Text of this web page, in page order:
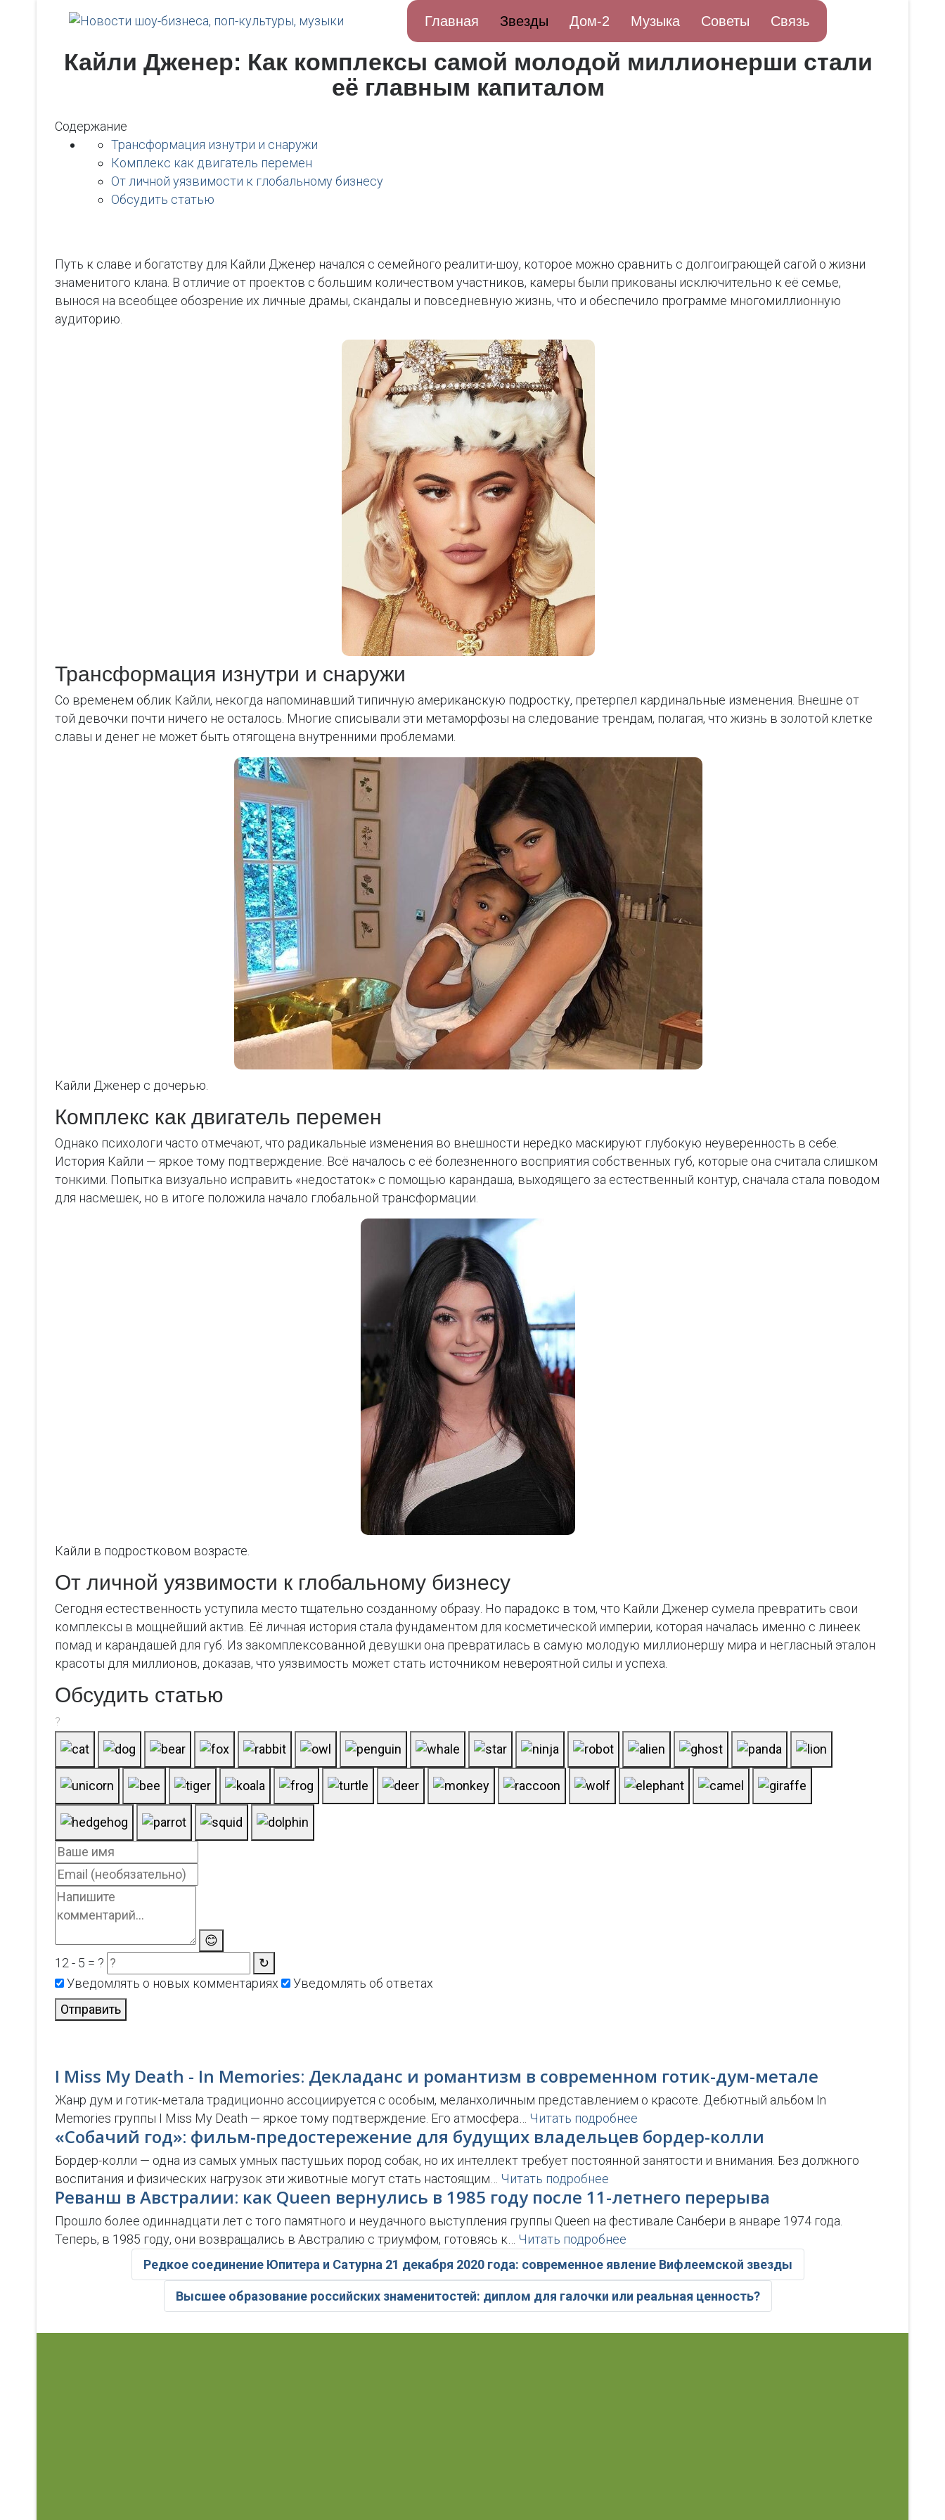
Главная Звезды Дом-2 Музыка Советы Связь
Кайли Дженер: Как комплексы самой молодой миллионерши стали
её главным капиталом
Содержание
Трансформация изнутри и снаружи
Комплекс как двигатель перемен
От личной уязвимости к глобальному бизнесу
Обсудить статью
Путь к славе и богатству для Кайли Дженер начался с семейного реалити-шоу, которое можно сравнить с долгоиграющей сагой о жизни
знаменитого клана. В отличие от проектов с большим количеством участников, камеры были прикованы исключительно к её семье,
вынося на всеобщее обозрение их личные драмы, скандалы и повседневную жизнь, что и обеспечило программе многомиллионную
аудиторию.
Трансформация изнутри и снаружи
Со временем облик Кайли, некогда напоминавший типичную американскую подростку, претерпел кардинальные изменения. Внешне от
той девочки почти ничего не осталось. Многие списывали эти метаморфозы на следование трендам, полагая, что жизнь в золотой клетке
славы и денег не может быть отягощена внутренними проблемами.
Кайли Дженер с дочерью.
Комплекс как двигатель перемен
Однако психологи часто отмечают, что радикальные изменения во внешности нередко маскируют глубокую неуверенность в себе.
История Кайли — яркое тому подтверждение. Всё началось с её болезненного восприятия собственных губ, которые она считала слишком
тонкими. Попытка визуально исправить «недостаток» с помощью карандаша, выходящего за естественный контур, сначала стала поводом
для насмешек, но в итоге положила начало глобальной трансформации.
Кайли в подростковом возрасте.
От личной уязвимости к глобальному бизнесу
Сегодня естественность уступила место тщательно созданному образу. Но парадокс в том, что Кайли Дженер сумела превратить свои
комплексы в мощнейший актив. Её личная история стала фундаментом для косметической империи, которая началась именно с линеек
помад и карандашей для губ. Из закомплексованной девушки она превратилась в самую молодую миллионершу мира и негласный эталон
красоты для миллионов, доказав, что уязвимость может стать источником невероятной силы и успеха.
Обсудить статью
?
😊
12 - 5 = ?
↻
Уведомлять о новых комментариях
Уведомлять об ответах
Отправить
I Miss My Death - In Memories: Декладанс и романтизм в современном готик-дум-метале
Жанр дум и готик-метала традиционно ассоциируется с особым, меланхоличным представлением о красоте. Дебютный альбом In
Memories группы I Miss My Death — яркое тому подтверждение. Его атмосфера… Читать подробнее
«Собачий год»: фильм-предостережение для будущих владельцев бордер-колли
Бордер-колли — одна из самых умных пастушьих пород собак, но их интеллект требует постоянной занятости и внимания. Без должного
воспитания и физических нагрузок эти животные могут стать настоящим… Читать подробнее
Реванш в Австралии: как Queen вернулись в 1985 году после 11-летнего перерыва
Прошло более одиннадцати лет с того памятного и неудачного выступления группы Queen на фестивале Санбери в январе 1974 года.
Теперь, в 1985 году, они возвращались в Австралию с триумфом, готовясь к… Читать подробнее
Редкое соединение Юпитера и Сатурна 21 декабря 2020 года: современное явление Вифлеемской звезды
Высшее образование российских знаменитостей: диплом для галочки или реальная ценность?